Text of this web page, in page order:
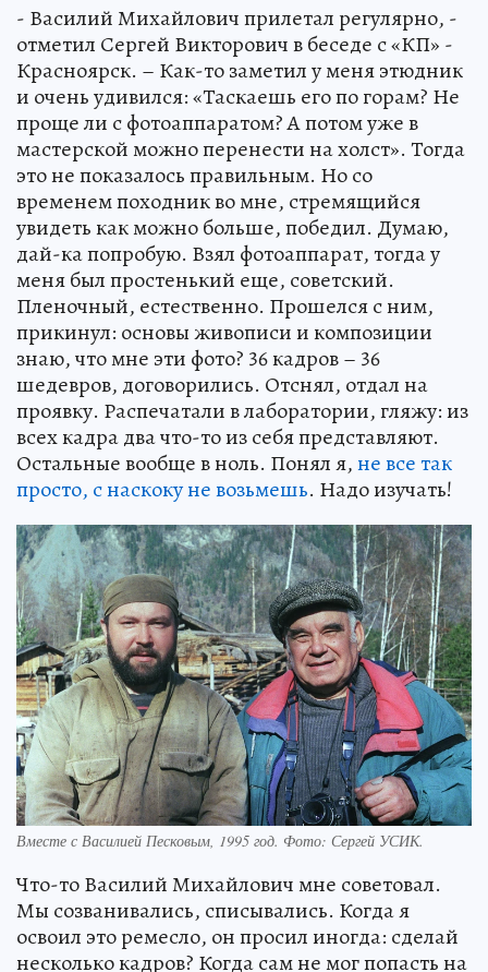
- Василий Михайлович прилетал регулярно, -
отметил Сергей Викторович в беседе с «КП» -
Красноярск. – Как-то заметил у меня этюдник
и очень удивился: «Таскаешь его по горам? Не
проще ли с фотоаппаратом? А потом уже в
мастерской можно перенести на холст». Тогда
это не показалось правильным. Но со
временем походник во мне, стремящийся
увидеть как можно больше, победил. Думаю,
дай-ка попробую. Взял фотоаппарат, тогда у
меня был простенький еще, советский.
Пленочный, естественно. Прошелся с ним,
прикинул: основы живописи и композиции
знаю, что мне эти фото? 36 кадров – 36
шедевров, договорились. Отснял, отдал на
проявку. Распечатали в лаборатории, гляжу: из
всех кадра два что-то из себя представляют.
Остальные вообще в ноль. Понял я,не все так
просто, с наскоку не возьмешь. Надо изучать!
Вместе с Василией Песковым, 1995 год. Фото: Сергей УСИК.
Что-то Василий Михайлович мне советовал.
Мы созванивались, списывались. Когда я
освоил это ремесло, он просил иногда: сделай
несколько кадров? Когда сам не мог попасть на